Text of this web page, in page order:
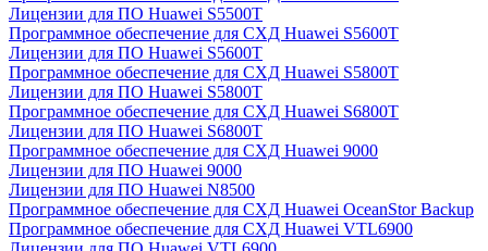
Лицензии для ПО Huawei S5500T
Программное обеспечение для СХД Huawei S5600T
Лицензии для ПО Huawei S5600T
Программное обеспечение для СХД Huawei S5800T
Лицензии для ПО Huawei S5800T
Программное обеспечение для СХД Huawei S6800T
Лицензии для ПО Huawei S6800T
Программное обеспечение для СХД Huawei 9000
Лицензии для ПО Huawei 9000
Лицензии для ПО Huawei N8500
Программное обеспечение для СХД Huawei OceanStor Backup
Программное обеспечение для СХД Huawei VTL6900